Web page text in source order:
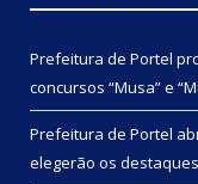
Prefeitura de Portel
concursos “Musa” e
Prefeitura de Portel
elegerão os